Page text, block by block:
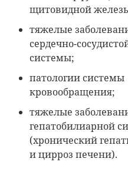
щитовидной
тяжелые
сердечно-
системы;
патологии системы
кровообращения;
тяжелые
гепатобилиарной
(хронический
и цирроз печени).